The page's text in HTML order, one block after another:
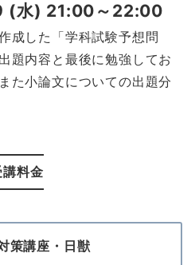
(水) 21:00～22:00
成した「学科試験予想問
題内容と最後に勉強してお
た小論文についての出題分
講料金
策講座・日獣